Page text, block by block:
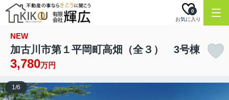
お気に入り
0
NEW
加古川市第１平岡町高畑（全３） 3号棟
3,780万円
1/6